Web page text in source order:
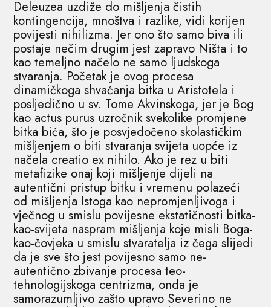
Deleuzea uzdiže do mišljenja čistih
kontingencija, mnoštva i razlike, vidi korijen
povijesti nihilizma. Jer ono što samo biva ili
postaje nečim drugim jest zapravo Ništa i to
kao temeljno načelo ne samo ljudskoga
stvaranja. Početak je ovog procesa
dinamičkoga shvaćanja bitka u Aristotela i
posljedično u sv. Tome Akvinskoga, jer je Bog
kao actus purus uzročnik svekolike promjene
bitka bića, što je posvjedočeno skolastičkim
mišljenjem o biti stvaranja svijeta uopće iz
načela creatio ex nihilo. Ako je rez u biti
metafizike onaj koji mišljenje dijeli na
autentični pristup bitku i vremenu polazeći
od mišljenja Istoga kao nepromjenljivoga i
vječnog u smislu povijesne ekstatičnosti bitka-
kao-svijeta naspram mišljenja koje misli Boga-
kao-čovjeka u smislu stvaratelja iz čega slijedi
da je sve što jest povijesno samo ne-
autentično zbivanje procesa teo-
tehnologijskoga centrizma, onda je
samorazumljivo zašto upravo Severino ne